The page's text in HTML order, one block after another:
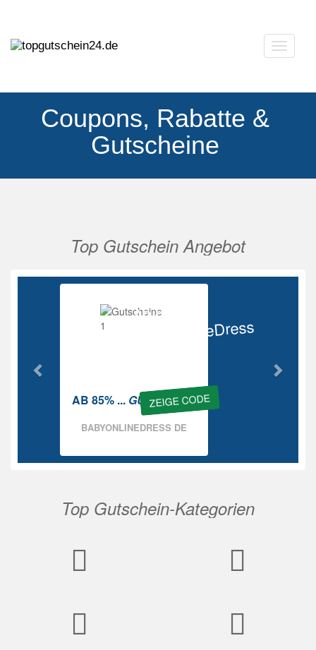
Coupons, Rabatte &
Gutscheine
Top Gutschein Angebot
Ab 85%
BabyOnlineDress
ZEIGE CODE
AB 85% ... GUTSCHEIN
BABYONLINEDRESS DE
Vorherige
Top Gutschein-Kategorien